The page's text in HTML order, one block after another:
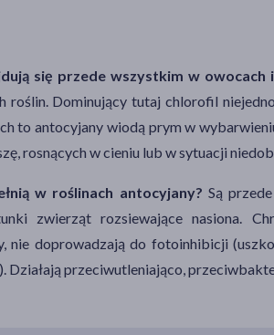
się przede wszystkim w owocach
roślin. Dominujący tutaj chlorofil
to antocyjany wiodą prym w
rosnących w cieniu lub w sytuacji
w roślinach antocyjany? Są
zwierząt rozsiewające nasiona.
nie doprowadzają do fotoinhibicji
Działają przeciwutleniająco,